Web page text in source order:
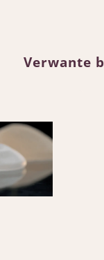
Verwante